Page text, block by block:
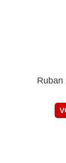
Ruban